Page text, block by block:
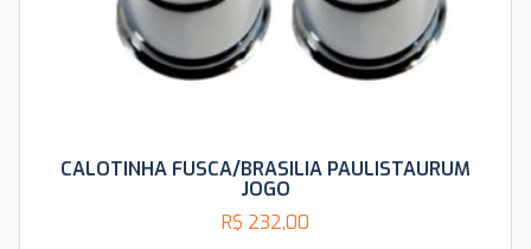
CALOTINHA FUSCA/BRASILIA PAULISTAURUM
JOGO
R$ 232,00